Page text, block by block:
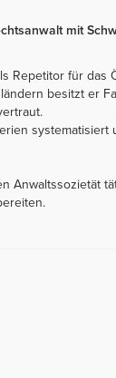
mit
Repetitor für das
besitzt er
systematisiert
Anwaltssozietät